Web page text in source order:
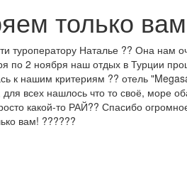
только
Наталье ?? Она нам
2 ноября наш отдых в Турции
к нашим критериям ?? отель
всех нашлось что то своё, море
какой-то РАЙ?? Спасибо
вам! ??????